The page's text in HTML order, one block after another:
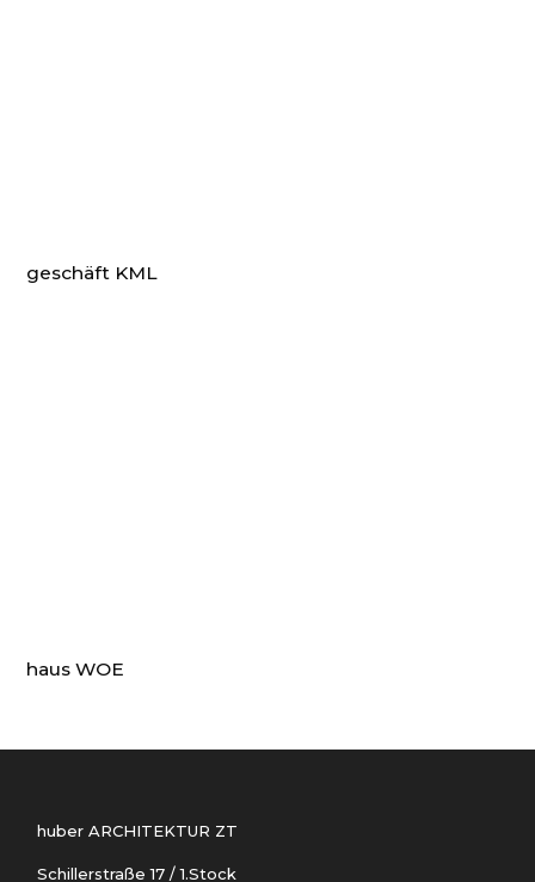
geschäft KML
haus WOE
huber ARCHITEKTUR ZT
Schillerstraße 17 / 1.Stock